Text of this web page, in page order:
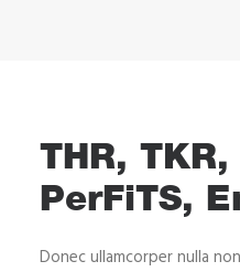
THR, TKR,
PerFiTS,
Donec ullamcorper nulla